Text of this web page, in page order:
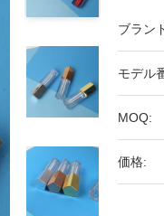
ブラン
モデル
MOQ:
価格: